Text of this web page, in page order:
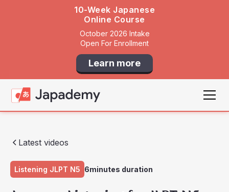
10-Week Japanese
Online Course
October 2026 Intake
Open For Enrollment
Learn more
Latest videos
Listening JLPT N5 6minutes duration